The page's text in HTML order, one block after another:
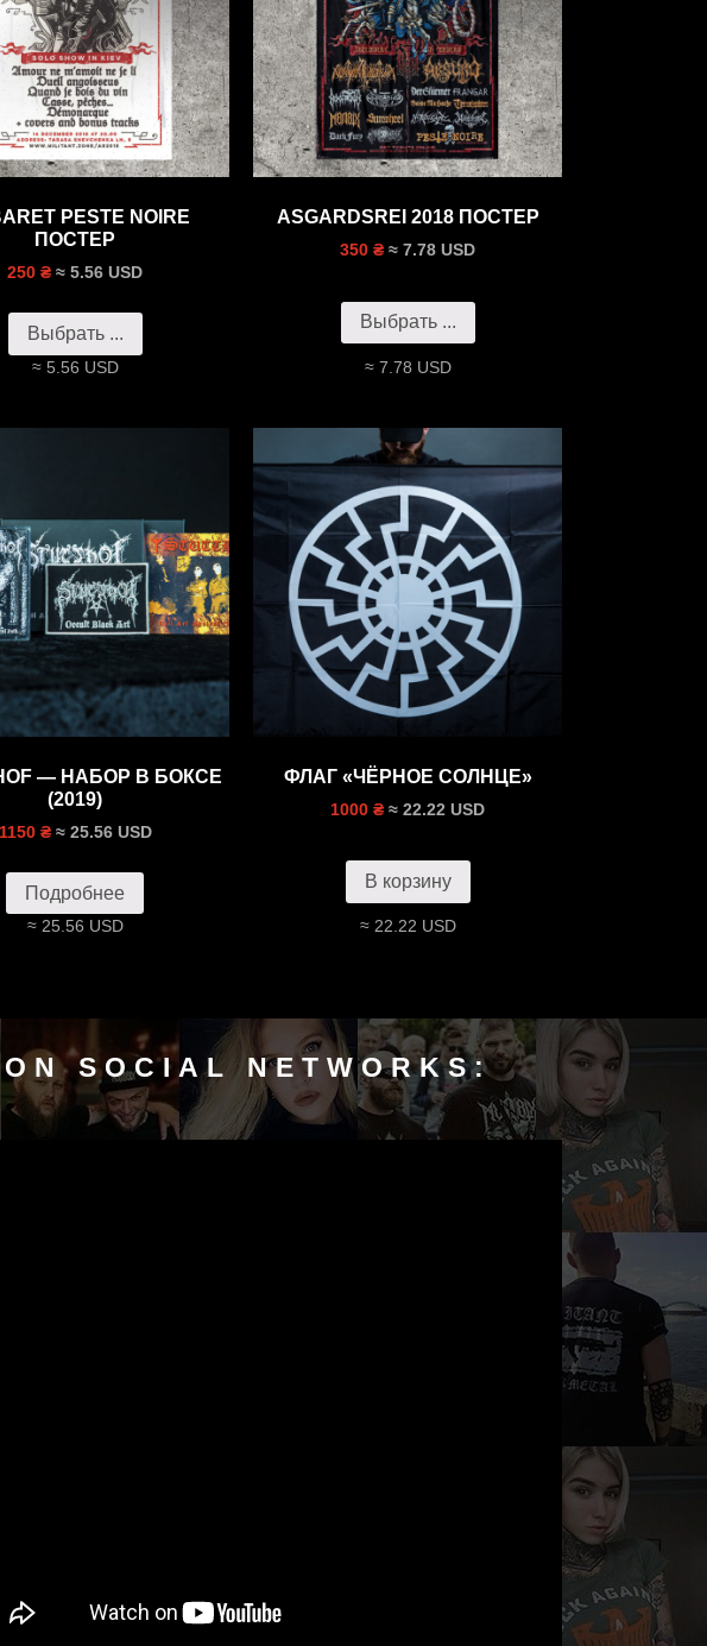
PESTE NOIRE
ПОСТЕР
250 ₴ ≈ 5.56 USD
Выбрать ...
≈ 5.56 USD
ASGARDSREI 2018 ПОСТЕР
350 ₴ ≈ 7.78 USD
Выбрать ...
≈ 7.78 USD
— НАБОР В БОКСЕ
(2019)
1150 ₴ ≈ 25.56 USD
Подробнее
≈ 25.56 USD
ФЛАГ «ЧЁРНОЕ СОЛНЦЕ»
1000 ₴ ≈ 22.22 USD
В корзину
≈ 22.22 USD
SOCIAL NETWORKS: